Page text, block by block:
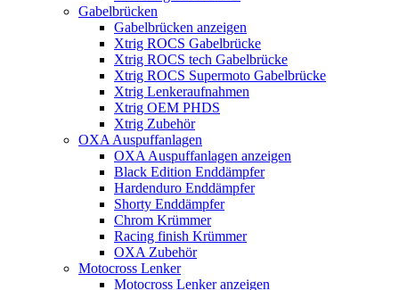
Gabelbrücken
Gabelbrücken anzeigen
Xtrig ROCS Gabelbrücke
Xtrig ROCS tech Gabelbrücke
Xtrig ROCS Supermoto Gabelbrücke
Xtrig Lenkeraufnahmen
Xtrig OEM PHDS
Xtrig Zubehör
OXA Auspuffanlagen
OXA Auspuffanlagen anzeigen
Black Edition Enddämpfer
Hardenduro Enddämpfer
Shorty Enddämpfer
Chrom Krümmer
Racing finish Krümmer
OXA Zubehör
Motocross Lenker
Motocross Lenker anzeigen